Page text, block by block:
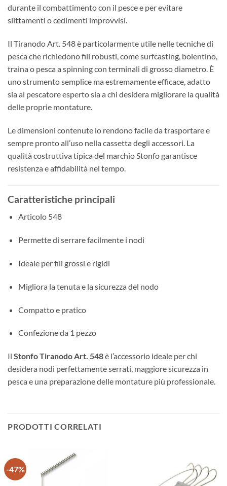
durante il combattimento con il pesce e per evitare
slittamenti o cedimenti improvvisi.
Il Tiranodo Art. 548 è particolarmente utile nelle tecniche di
pesca che richiedono fili robusti, come surfcasting, bolentino,
traina o pesca a spinning con terminali di grosso diametro. È
uno strumento semplice ma estremamente efficace, adatto
sia al pescatore esperto sia a chi desidera migliorare la qualità
delle proprie montature.
Le dimensioni contenute lo rendono facile da trasportare e
sempre pronto all’uso nella cassetta degli accessori. La
qualità costruttiva tipica del marchio Stonfo garantisce
resistenza e affidabilità nel tempo.
Caratteristiche principali
Articolo 548
Permette di serrare facilmente i nodi
Ideale per fili grossi e rigidi
Migliora la tenuta e la sicurezza del nodo
Compatto e pratico
Confezione da 1 pezzo
Il Stonfo Tiranodo Art. 548è l’accessorio ideale per chi
desidera nodi perfettamente serrati, maggiore sicurezza in
pesca e una preparazione delle montature più professionale.
PRODOTTI CORRELATI
-47%